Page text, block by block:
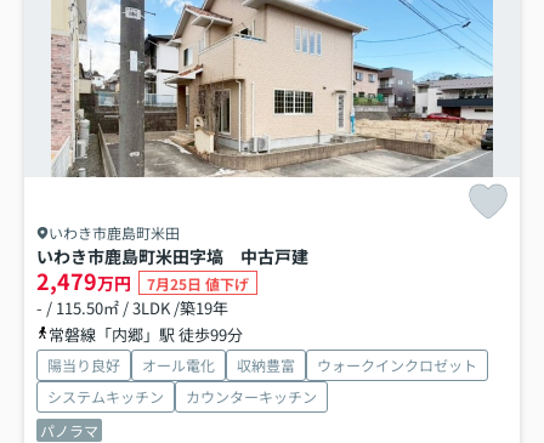
いわき市鹿島町米田
いわき市鹿島町米田字塙 中古戸建
2,479万円 7月25日 値下げ
- / 115.50㎡ / 3LDK /築19年
常磐線「内郷」駅 徒歩99分
陽当り良好 オール電化 収納豊富
ウォークインクロゼット
システムキッチン
カウンターキッチン
パノラマ